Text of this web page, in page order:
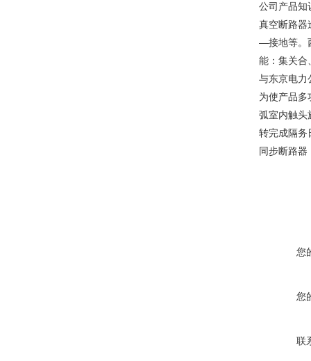
公司产品知
真空断路
—接地等。
能：集关合
与东京电
为使产品多
弧室内触头
转完成隔务
同步断路器
您
您
联